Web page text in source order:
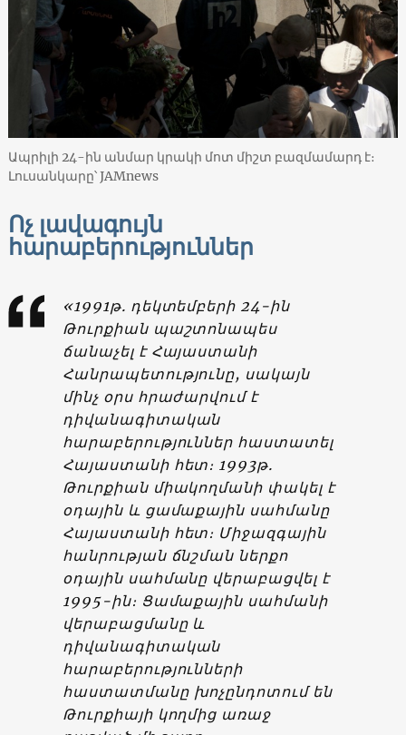
Ապրիլի 24-ին անմար կրակի մոտ միշտ բազմամարդ է։
Լուսանկարը՝ JAMnews
Ոչ լավագույն
հարաբերություններ
«1991թ. դեկտեմբերի 24-ին
Թուրքիան պաշտոնապես
ճանաչել է Հայաստանի
Հանրապետությունը, սակայն
մինչ օրս հրաժարվում է
դիվանագիտական
հարաբերություններ հաստատել
Հայաստանի հետ։ 1993թ.
Թուրքիան միակողմանի փակել է
օդային և ցամաքային սահմանը
Հայաստանի հետ։ Միջազգային
հանրության ճնշման ներքո
օդային սահմանը վերաբացվել է
1995-ին։ Ցամաքային սահմանի
վերաբացմանը և
դիվանագիտական
հարաբերությունների
հաստատմանը խոչընդոտում են
Թուրքիայի կողմից առաջ